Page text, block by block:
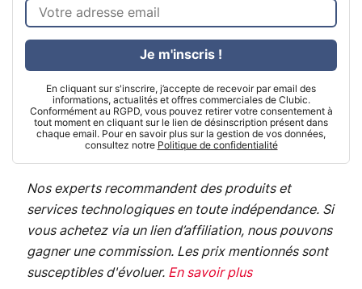
En cliquant sur s'inscrire, j’accepte de recevoir par email des
informations, actualités et offres commerciales de Clubic.
Conformément au RGPD, vous pouvez retirer votre consentement à
tout moment en cliquant sur le lien de désinscription présent dans
chaque email. Pour en savoir plus sur la gestion de vos données,
consultez notre Politique de confidentialité
Je m'inscris !
Nos experts recommandent des produits et
services technologiques en toute indépendance. Si
vous achetez via un lien d’affiliation, nous pouvons
gagner une commission. Les prix mentionnés sont
susceptibles d'évoluer. En savoir plus